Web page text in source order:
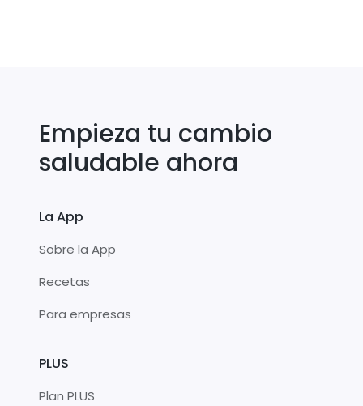
Empieza tu cambio
saludable ahora
La App
Sobre la App
Recetas
Para empresas
PLUS
Plan PLUS